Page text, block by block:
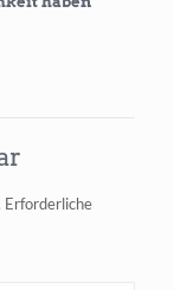
Erforderliche